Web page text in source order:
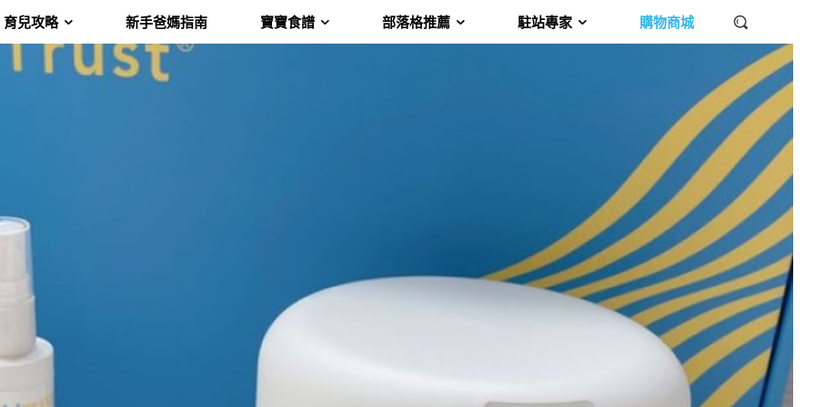
育兒攻略 新手爸媽指南 寶寶食譜 部落格推薦 駐站專家 購物商城